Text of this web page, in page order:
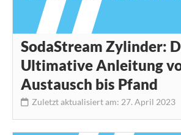
SodaStream Zylinder:
Ultimative Anleitung
Austausch bis Pfand
Zuletzt aktualisiert am: 27. April 2023